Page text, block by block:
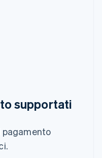
supportati